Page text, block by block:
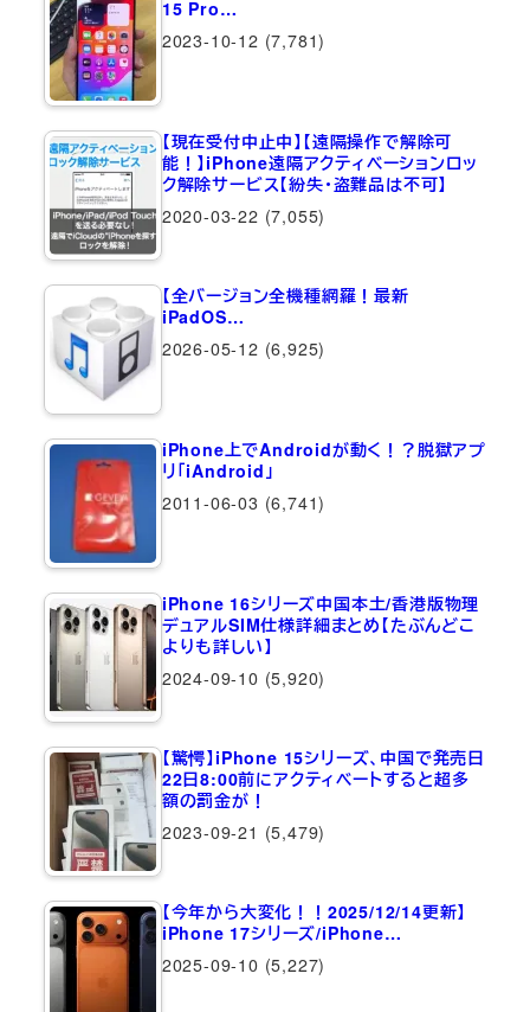
15 Pro…
2023-10-12 (7,781)
【現在受付中止中】【遠隔操作で解除可
能！】iPhone遠隔アクティベーションロッ
ク解除サービス【紛失・盗難品は不可】
2020-03-22 (7,055)
【全バージョン全機種網羅！最新
iPadOS…
2026-05-12 (6,925)
iPhone上でAndroidが動く！？脱獄アプ
リ「iAndroid」
2011-06-03 (6,741)
iPhone 16シリーズ中国本土/香港版物理
デュアルSIM仕様詳細まとめ【たぶんどこ
よりも詳しい】
2024-09-10 (5,920)
【驚愕】iPhone 15シリーズ、中国で発売日
22日8:00前にアクティベートすると超多
額の罰金が！
2023-09-21 (5,479)
【今年から大変化！！2025/12/14更新】
iPhone 17シリーズ/iPhone…
2025-09-10 (5,227)